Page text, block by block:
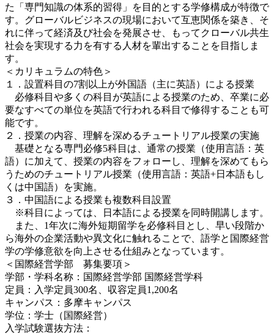
た「専門知識の体系的習得」を目的とする学修構成が特徴で
す。グローバルビジネスの現場において互恵関係を築き、そ
れに伴って経済及び社会を発展させ、もってクローバル共生
社会を実現する力を有する人材を輩出することを目指しま
す。
＜カリキュラムの特色＞
１．設置科目の7割以上が外国語（主に英語）による授業
必修科目や多くの科目が英語による授業のため、卒業に必
要なすべての単位を英語で行われる科目で修得することも可
能です。
２．授業の内容、理解を深めるチュートリアル授業の実施
基礎となる専門必修5科目は、通常の授業（使用言語：英
語）に加えて、授業の内容をフォローし、理解を深めてもら
うためのチュートリアル授業（使用言語：英語+日本語もし
くは中国語）を実施。
３．中国語による授業も複数科目設置
※科目によっては、日本語による授業を同時開講します。
また、1年次に海外短期留学を必修科目とし、早い段階か
ら海外の企業活動や異文化に触れることで、語学と国際経営
学の学修意欲を向上させる仕組みとなっています。
＜国際経営学部 募集要項＞
学部・学科名称：国際経営学部 国際経営学科
定員：入学定員300名、収容定員1,200名
キャンパス：多摩キャンパス
学位：学士（国際経営）
入学試験選抜方法：